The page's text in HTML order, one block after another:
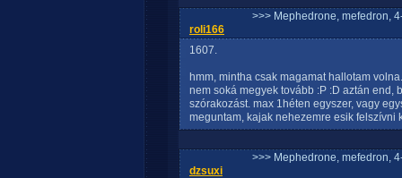
>>> Mephedrone, mefedron,
roli166
1607.
hmm, mintha csak magamat hallotam
nem soká megyek tovább :P :D aztán end,
szórakozást. max 1héten egyszer, vagy
meguntam, kajak nehezemre esik felszívni
>>> Mephedrone, mefedron,
dzsuxi